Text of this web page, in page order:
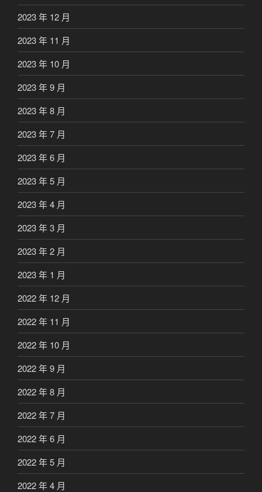
2023 年 12 月
2023 年 11 月
2023 年 10 月
2023 年 9 月
2023 年 8 月
2023 年 7 月
2023 年 6 月
2023 年 5 月
2023 年 4 月
2023 年 3 月
2023 年 2 月
2023 年 1 月
2022 年 12 月
2022 年 11 月
2022 年 10 月
2022 年 9 月
2022 年 8 月
2022 年 7 月
2022 年 6 月
2022 年 5 月
2022 年 4 月